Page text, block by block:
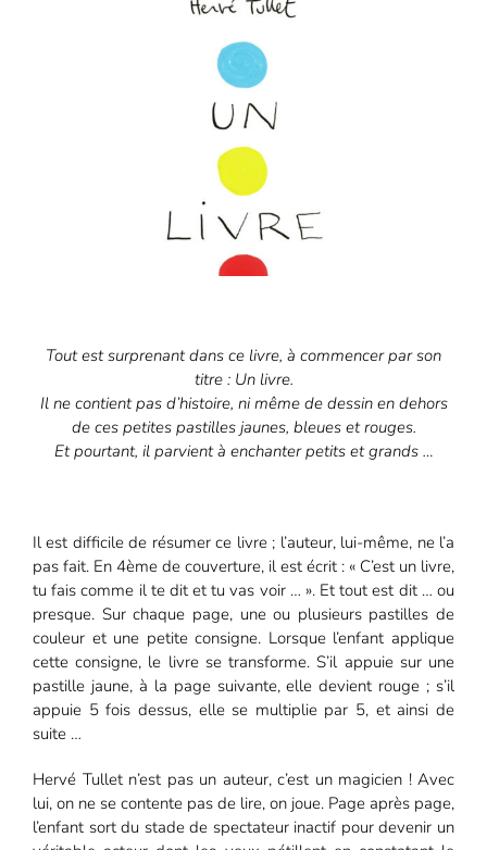
Tout est surprenant dans ce livre, à commencer par son
titre : Un livre.
Il ne contient pas d’histoire, ni même de dessin en dehors
de ces petites pastilles jaunes, bleues et rouges.
Et pourtant, il parvient à enchanter petits et grands …
Il est difficile de résumer ce livre ; l’auteur, lui-même, ne l’a
pas fait. En 4ème de couverture, il est écrit : « C’est un livre,
tu fais comme il te dit et tu vas voir … ». Et tout est dit … ou
presque. Sur chaque page, une ou plusieurs pastilles de
couleur et une petite consigne. Lorsque l’enfant applique
cette consigne, le livre se transforme. S’il appuie sur une
pastille jaune, à la page suivante, elle devient rouge ; s’il
appuie 5 fois dessus, elle se multiplie par 5, et ainsi de
suite …
Hervé Tullet n’est pas un auteur, c’est un magicien ! Avec
lui, on ne se contente pas de lire, on joue. Page après page,
l’enfant sort du stade de spectateur inactif pour devenir un